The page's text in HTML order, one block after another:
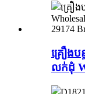
គ្រឿងប
លក់ដុំ